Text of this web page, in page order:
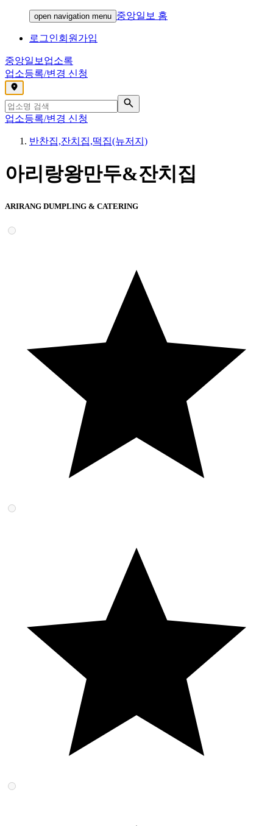
open navigation menu 중앙일보 홈
로그인회원가입
중앙일보 업소록
업소등록/변경 신청
,
업소등록/변경 신청
반찬집,잔치집,떡집(뉴저지)
아리랑왕만두&잔치집
ARIRANG DUMPLING & CATERING